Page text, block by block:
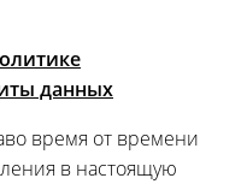
данных
время от времени
в настоящую